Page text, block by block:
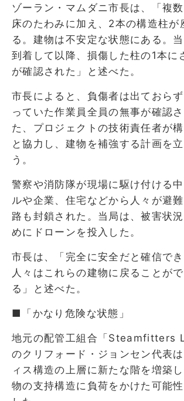
ゾーラン・マムダニ市長は、「複
床のたわみに加え、2本の構造柱が
る。建物は不安定な状態にある。
到着して以降、損傷した柱の1本に
が確認された」と述べた。
市長によると、負傷者は出ておら
っていた作業員全員の無事が確認
た、プロジェクトの技術責任者が
と協力し、建物を補強する計画を
う。
警察や消防隊が現場に駆け付ける
ルや企業、住宅などから人々が避
路も封鎖された。当局は、被害状
めにドローンを投入した。
市長は、「完全に安全だと確信でき
人々はこれらの建物に戻ることが
る」と述べた。
■「かなり危険な状態」
地元の配管工組合「Steamfitters
のクリフォード・ジョンセン代表
ィス構造の上層に新たな階を増築
物の支持構造に負荷をかけた可能